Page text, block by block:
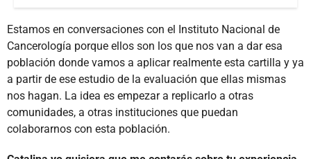
Estamos en conversaciones con el Instituto Nacional de
Cancerología porque ellos son los que nos van a dar esa
población donde vamos a aplicar realmente esta cartilla y ya
a partir de ese estudio de la evaluación que ellas mismas
nos hagan. La idea es empezar a replicarlo a otras
comunidades, a otras instituciones que puedan
colaborarnos con esta población.